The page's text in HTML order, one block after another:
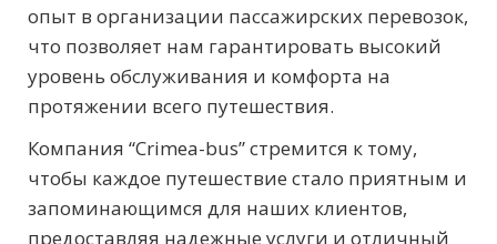
опыт в организации пассажирских перевозок,
что позволяет нам гарантировать высокий
уровень обслуживания и комфорта на
протяжении всего путешествия.
Компания “Crimea-bus” стремится к тому,
чтобы каждое путешествие стало приятным и
запоминающимся для наших клиентов,
предоставляя надежные услуги и отличный